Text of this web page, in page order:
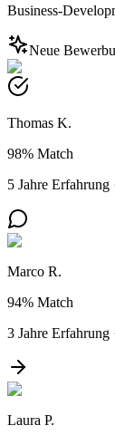
Business-
Neue
Thomas K.
98% Match
5 Jahre Erfahrung
Marco R.
94% Match
3 Jahre Erfahrung
Laura P.